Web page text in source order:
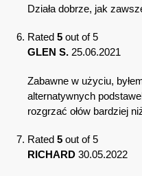
Działa dobrze, jak
Rated 5 out of 5
GLEN S. 25.06.2021
Zabawne w użyciu,
alternatywnych
rozgrzać ołów bardziej
Rated 5 out of 5
RICHARD 30.05.2022